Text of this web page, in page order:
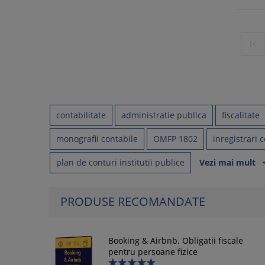
contabilitate administratie publica fiscalitate
monografii contabile OMFP 1802 inregistrari
plan de conturi institutii publice Vezi mai mult
PRODUSE RECOMANDATE
Booking & Airbnb. Obligatii fiscale
pentru persoane fizice